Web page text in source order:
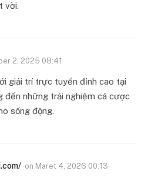
vời.
2, 2025 08:41
giải trí trực tuyến đỉnh cao tại
đến những trải nghiệm cá cược
sống động.
on Maret 4, 2026 00:13